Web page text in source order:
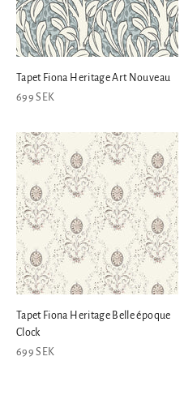
Tapet Fiona Heritage Art Nouveau
REA-pris
699 SEK
Tapet Fiona Heritage Belle époque
Clock
REA-pris
699 SEK